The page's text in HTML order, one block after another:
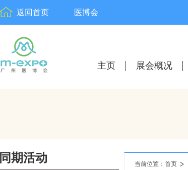
返回首页 医博会
主页 展会概况
同期活动 当前位置：首页